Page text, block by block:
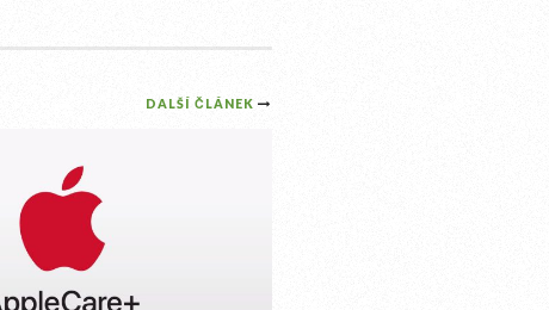
DALŠÍ ČLÁNEK